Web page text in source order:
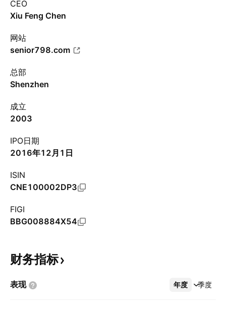
CEO
Xiu Feng Chen
网站
senior798.com
总部
Shenzhen
成立
2003
IPO日期
2016年12月1日
ISIN
CNE100002DP3
FIGI
BBG008884X54
财务指标
表现 年度 季度
更多